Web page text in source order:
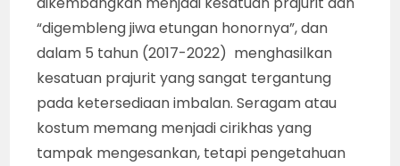
“digembleng jiwa etungan honornya”, dan
dalam 5 tahun (2017-2022) menghasilkan
kesatuan prajurit yang sangat tergantung
pada ketersediaan imbalan. Seragam atau
kostum memang menjadi cirikhas yang
tampak mengesankan, tetapi pengetahuan